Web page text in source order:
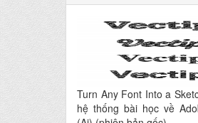
Turn Any Font Into a
hệ thống bài học về